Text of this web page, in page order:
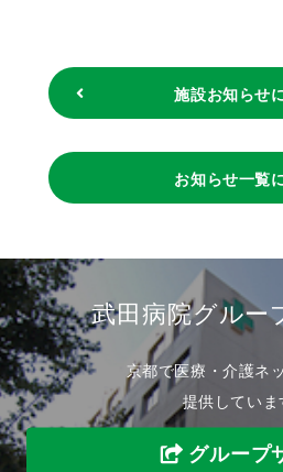
施設お知らせ
お知らせ一覧
武田病院グルー
京都で医療・介護ネ
提供していま
グループ